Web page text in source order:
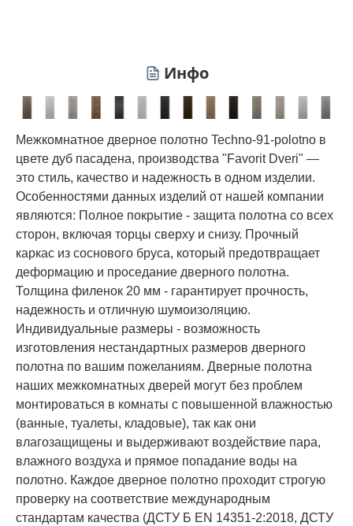
Инфо
Межкомнатное дверное полотно Techno-91-polotno в
цвете дуб пасадена, производства "Favorit Dveri" —
это стиль, качество и надежность в одном изделии.
Особенностями данных изделий от нашей компании
являются: Полное покрытие - защита полотна со всех
сторон, включая торцы сверху и снизу. Прочный
каркас из соснового бруса, который предотвращает
деформацию и проседание дверного полотна.
Толщина филенок 20 мм - гарантирует прочность,
надежность и отличную шумоизоляцию.
Индивидуальные размеры - возможность
изготовления нестандартных размеров дверного
полотна по вашим пожеланиям. Дверные полотна
наших межкомнатных дверей могут без проблем
монтироваться в комнаты с повышенной влажностью
(ванные, туалеты, кладовые), так как они
влагозащищены и выдерживают воздействие пара,
влажного воздуха и прямое попадание воды на
полотно. Каждое дверное полотно проходит строгую
проверку на соответствие международным
стандартам качества (ДСТУ Б EN 14351-2:2018, ДСТУ